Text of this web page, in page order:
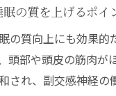
の質を上げるポイ
の質向上にも効果的
頭部や頭皮の筋肉が
され、副交感神経の